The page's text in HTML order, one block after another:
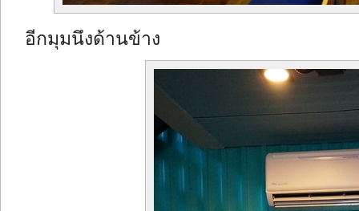
อีกมุมนึงด้านข้าง